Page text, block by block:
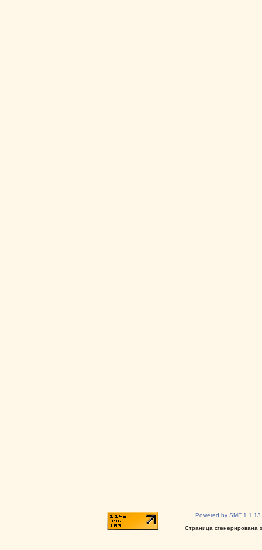
Powered by SMF 1.1.13
Страница сгенерирована